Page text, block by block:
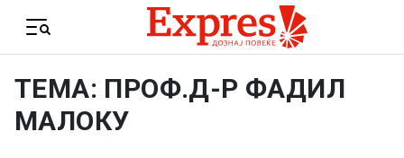
Menu
ТЕМА: ПРОФ.Д-Р ФАДИЛ
МАЛОКУ